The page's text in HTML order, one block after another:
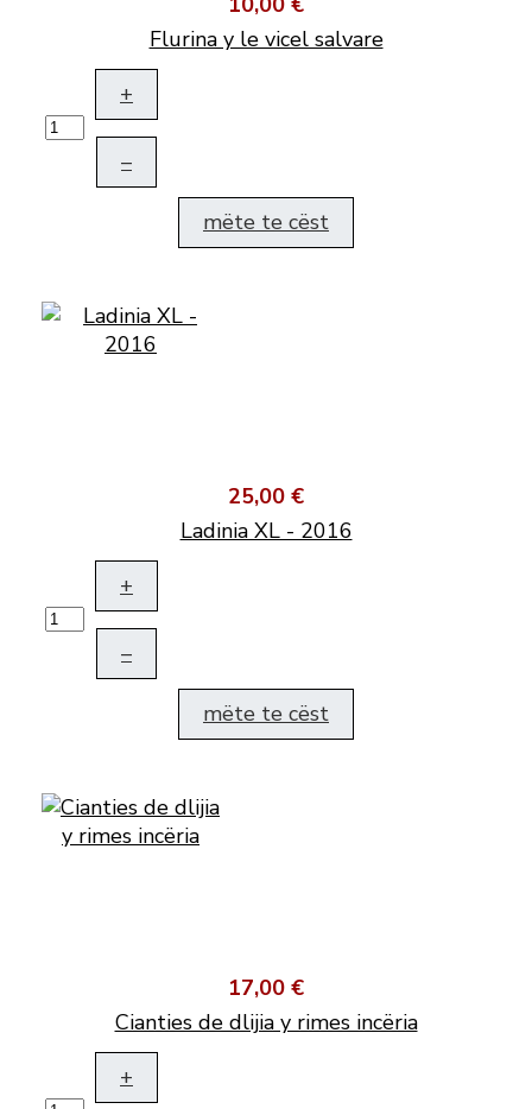
Flurina y le vicel salvare
+
–
mëte te cëst
25,00 €
Ladinia XL - 2016
+
–
mëte te cëst
17,00 €
Cianties de dlijia y rimes incëria
+